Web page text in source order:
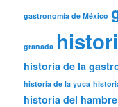
gastronomía de México
granada
historia de la
historia de la yuca
historia del